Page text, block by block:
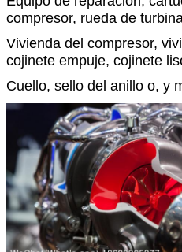
compresor, rueda de
Vivienda del compresor,
cojinete empuje, cojinete
Cuello, sello del anillo o, y